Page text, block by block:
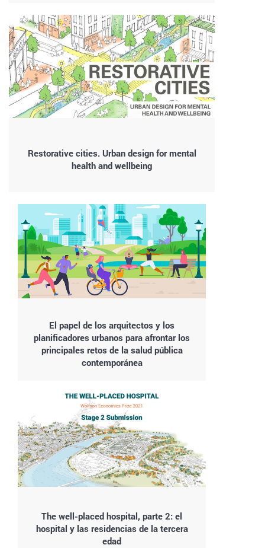
Restorative cities. Urban design for mental
health and wellbeing
El papel de los arquitectos y los
planificadores urbanos para afrontar los
principales retos de la salud pública
contemporánea
The well-placed hospital, parte 2: el
hospital y las residencias de la tercera
edad